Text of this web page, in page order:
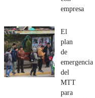
empresa
El
plan
de
emergencia
del
MTT
para